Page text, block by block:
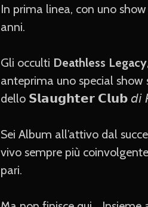
In prima linea, con uno
anni.
Gli occulti Deathless Legacy
anteprima uno special show
dello 𝗦𝗹𝗮𝘂𝗴𝗵𝘁𝗲𝗿 𝗖𝗹𝘂𝗯 𝘥𝘪
Sei Album all’attivo dal
vivo sempre più
pari.